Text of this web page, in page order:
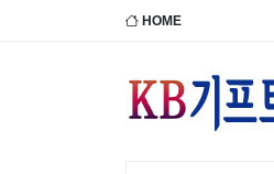
HOME